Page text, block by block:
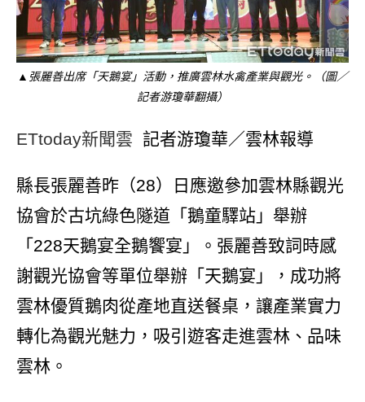
▲張麗善出席「天鵝宴」活動，推廣雲林水禽產業與觀光。（圖／
記者游瓊華翻攝）
ETtoday新聞雲 記者游瓊華／雲林報導
縣長張麗善昨（28）日應邀參加雲林縣觀光
協會於古坑綠色隧道「鵝童驛站」舉辦
「228天鵝宴全鵝饗宴」。張麗善致詞時感
謝觀光協會等單位舉辦「天鵝宴」，成功將
雲林優質鵝肉從產地直送餐桌，讓產業實力
轉化為觀光魅力，吸引遊客走進雲林、品味
雲林。